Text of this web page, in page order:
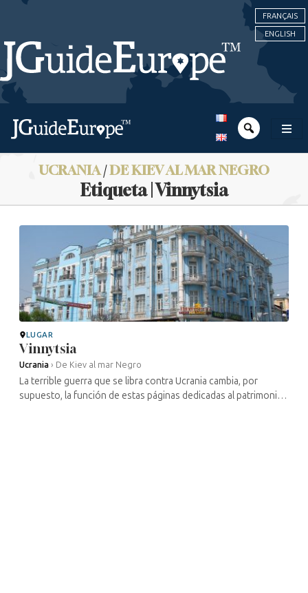
FRANÇAIS
ENGLISH
UCRANIA/DE KIEV AL MAR NEGRO
Etiqueta | Vinnytsia
LUGAR
Vinnytsia
Ucrania › De Kiev al mar Negro
La terrible guerra que se libra contra Ucrania cambia, por
supuesto, la función de estas páginas dedicadas al patrimonio